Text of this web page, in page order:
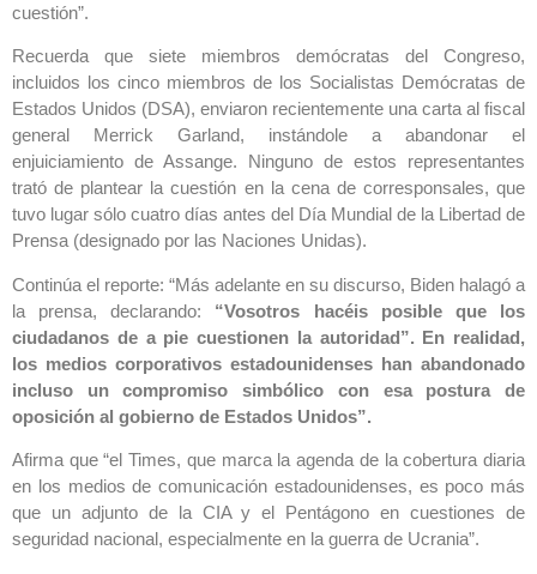
cuestión”.
Recuerda que siete miembros demócratas del Congreso,
incluidos los cinco miembros de los Socialistas Demócratas de
Estados Unidos (DSA), enviaron recientemente una carta al fiscal
general Merrick Garland, instándole a abandonar el
enjuiciamiento de Assange. Ninguno de estos representantes
trató de plantear la cuestión en la cena de corresponsales, que
tuvo lugar sólo cuatro días antes del Día Mundial de la Libertad de
Prensa (designado por las Naciones Unidas).
Continúa el reporte: “Más adelante en su discurso, Biden halagó a
la prensa, declarando: “Vosotros hacéis posible que los
ciudadanos de a pie cuestionen la autoridad”. En realidad,
los medios corporativos estadounidenses han abandonado
incluso un compromiso simbólico con esa postura de
oposición al gobierno de Estados Unidos”.
Afirma que “el Times, que marca la agenda de la cobertura diaria
en los medios de comunicación estadounidenses, es poco más
que un adjunto de la CIA y el Pentágono en cuestiones de
seguridad nacional, especialmente en la guerra de Ucrania”.